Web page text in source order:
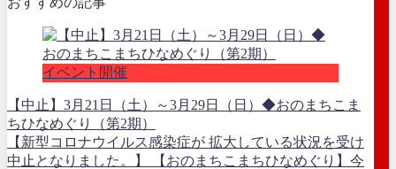
イベント開催
【中止】3月21日（土）～3月29日（日）◆おのまちこま
ちひなめぐり（第2期）
【新型コロナウイルス感染症が 拡大している状況を受け
中止となりました。】 【おのまちこまちひなめぐり】今